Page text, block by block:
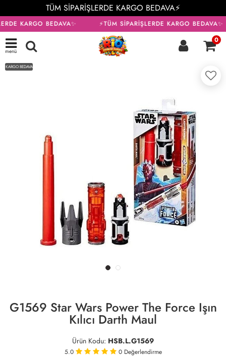
TÜM SİPARİŞLERDE KARGO BEDAVA⚡
KARGO BEDAVA✨ ⚡TÜM SİPARİŞLERDE KARGO BEDAVA✨
menü
0
KARGO BEDAVA
G1569 Star Wars Power The Force Işın
Kılıcı Darth Maul
Ürün Kodu: HSB.L.G1569
5.0 0 Değerlendirme